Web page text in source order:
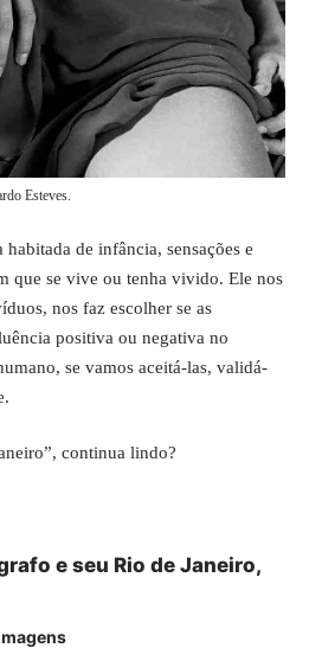
Esteves.
de infância, sensações e
que se vive ou tenha vivido. Ele nos
nos faz escolher se as
positiva ou negativa no
se vamos aceitá-las, validá-
continua lindo?
e seu Rio de Janeiro,